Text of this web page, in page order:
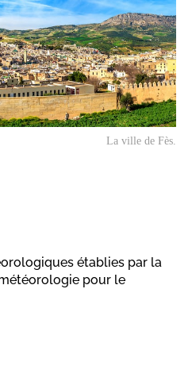
La ville de Fès.
établies par la
pour le